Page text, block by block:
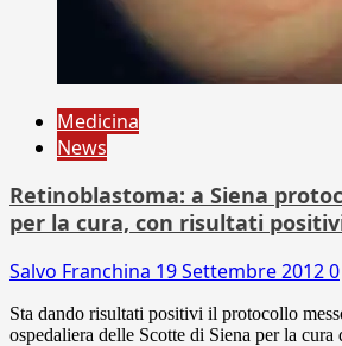
Medicina
News
Retinoblastoma: a Siena
per la cura, con risultati
Salvo Franchina 19 Settembre 20120
Sta dando risultati positivi il protocollo
ospedaliera delle Scotte di Siena per la cura